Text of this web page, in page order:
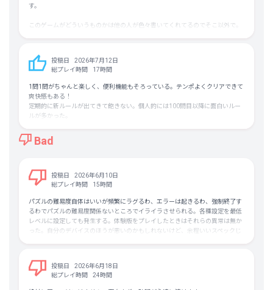
ほとんどの問題で、初手が探しやすく、
どの要素も丁寧に設計されており、
とにかく何を解いても超楽しい。
RPGみたいな冒険らしさ・達成感があるのも好き。
もし欠点を挙げるとしたら、
条件が盤面外に付記されていることが多く、
慣れるまで見落としやすいことかな。
（すぐに「違うよ！」と教えてくれるので、そんなに困ることはありません）
控えめに言って、
お値段の数倍の価値があると思います。
す。
このゲームがどういうものかは他の人が色々書いてくれてるのでそこ以外で。
ですか？と思うくらいたくさんあります。無限にパズル解きたい人におすす
め。
自分は500以上解きましたが未だに終わりが見えません。あとついうっかり
次々やってしまうので時間泥棒です。
ちなみにヒント機能がついてるんですが、書いた線の正誤そのものを教えてく
れるものなのでそうじゃないヒントが欲しい人にはちょっと思ってるものと違
投稿日
2026年7月12日
総プレイ時間
17時間
1問1問がちゃんと楽しく、便利機能もそろっている。テンポよくクリアできて
爽快感もある！
定期的に新ルールが出てきて飽きない。個人的には100問目以降に面白いルー
ルが多かった。
Bad
投稿日
2026年6月10日
総プレイ時間
15時間
パズルの難易度自体はいいが頻繁にラグるわ、エラーは起きるわ、強制終了す
るわでパズルの難易度関係ないところでイライラさせられる。各種設定を最低
レベルに設定しても発生する。体験版をプレイしたときはそれらの異常は無か
った。自分のデバイスのほうが悪いのかもしれないけど、余程いいスペックじ
追記:ブルスクも出ました
投稿日
2026年6月18日
総プレイ時間
24時間